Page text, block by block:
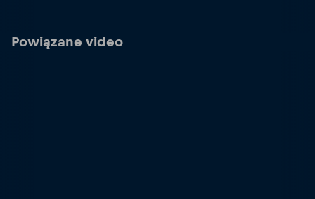
Powiązane video